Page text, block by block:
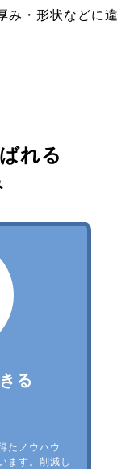
み・形状などに違
れる
る
たノウハウ
ます。削減し